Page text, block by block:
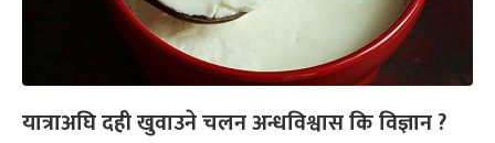
यात्राअघि दही खुवाउने चलन अन्धविश्वास कि विज्ञान ?